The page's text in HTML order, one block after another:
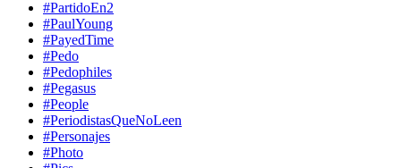
#PartidoEn2
#PaulYoung
#PayedTime
#Pedo
#Pedophiles
#Pegasus
#People
#PeriodistasQueNoLeen
#Personajes
#Photo